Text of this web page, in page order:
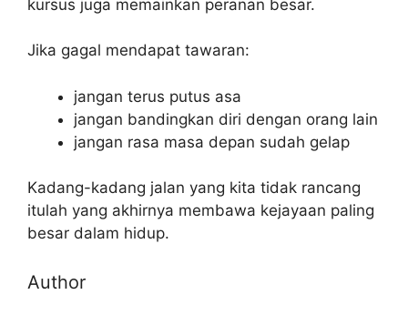
kursus juga memainkan peranan besar.
Jika gagal mendapat tawaran:
jangan terus putus asa
jangan bandingkan diri dengan orang lain
jangan rasa masa depan sudah gelap
Kadang-kadang jalan yang kita tidak rancang
itulah yang akhirnya membawa kejayaan paling
besar dalam hidup.
Author